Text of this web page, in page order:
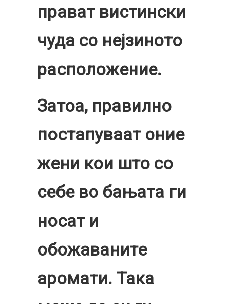
прават вистински
чуда со нејзиното
расположение.
Затоа, правилно
постапуваат оние
жени кои што со
себе во бањата ги
носат и
обожаваните
аромати. Така